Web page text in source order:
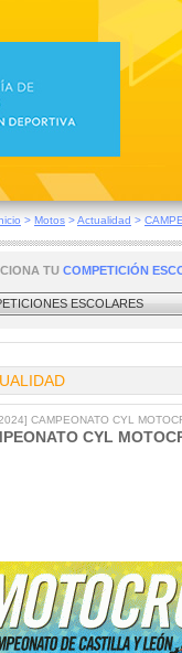
> Motos >Actualidad >
TU COMPETICIÓN
ESCOLARES
CAMPEONATO CYL
CYL